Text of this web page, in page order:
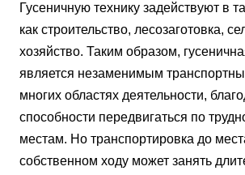
Гусеничную технику задействуют в
как строительство, лесозаготовка,
хозяйство. Таким образом,
является незаменимым
многих областях деятельности,
способности передвигаться по
местам. Но транспортировка до
собственном ходу может занять